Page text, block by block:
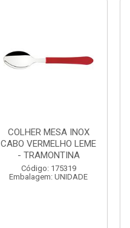
COLHER MESA INOX
CABO VERMELHO LEME
- TRAMONTINA
Código: 175319
Embalagem: UNIDADE